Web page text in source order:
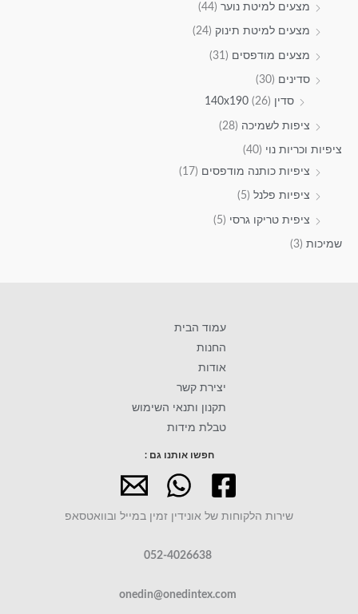
מצעים למיטת נוער (44)
מצעים למיטת תינוק (24)
מצעים מודפסים (31)
סדינים (30)
סדין 140x190 (26)
ציפות לשמיכה (28)
ציפיות וכריות נוי (40)
ציפיות כותנה מודפסים (17)
ציפיות פלנל (5)
ציפית טריקו גרסי (5)
שמיכות (3)
עמוד הבית
החנות
אודות
יצירת קשר
תקנון ותנאי השימוש
טבלת מידות
חפשו אותנו גם :
שירות הלקוחות של אונידין זמין במייל ובוואטסאפ